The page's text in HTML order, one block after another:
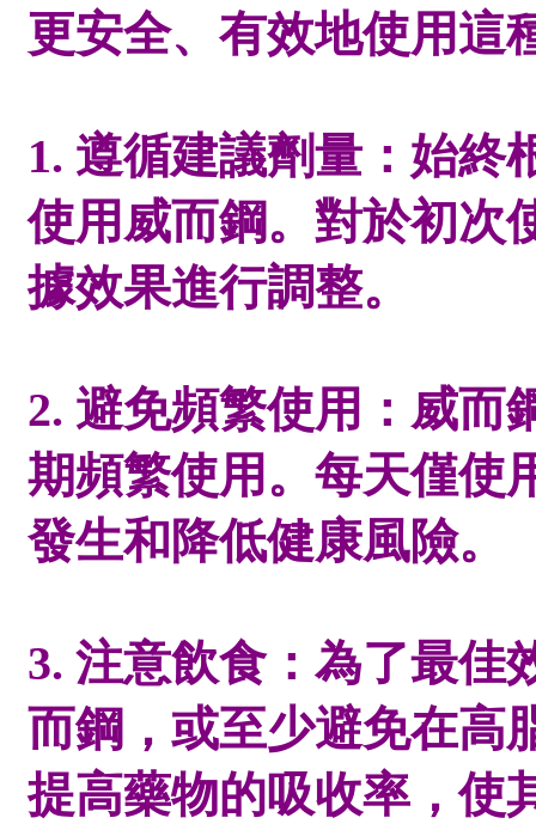
更安全、有效地使用這
1. 遵循建議劑量：始終
使用威而鋼。對於初次
據效果進行調整。
2. 避免頻繁使用：威而
期頻繁使用。每天僅使
發生和降低健康風險。
3. 注意飲食：為了最佳
而鋼，或至少避免在高
提高藥物的吸收率，使